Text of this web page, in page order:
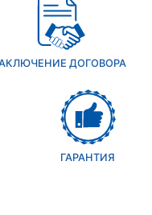
ДОГОВОРА
ГАРАНТИЯ